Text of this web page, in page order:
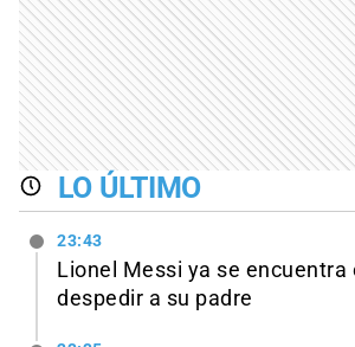
LO ÚLTIMO
23:43
Lionel Messi ya se encuentra
despedir a su padre